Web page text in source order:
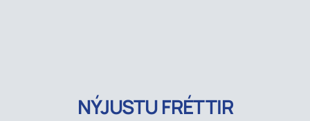
NÝJUSTU FRÉTTIR